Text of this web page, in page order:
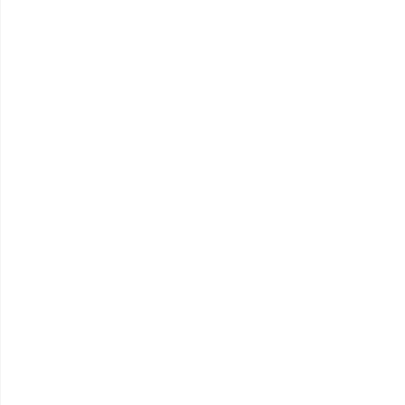
- Vanille